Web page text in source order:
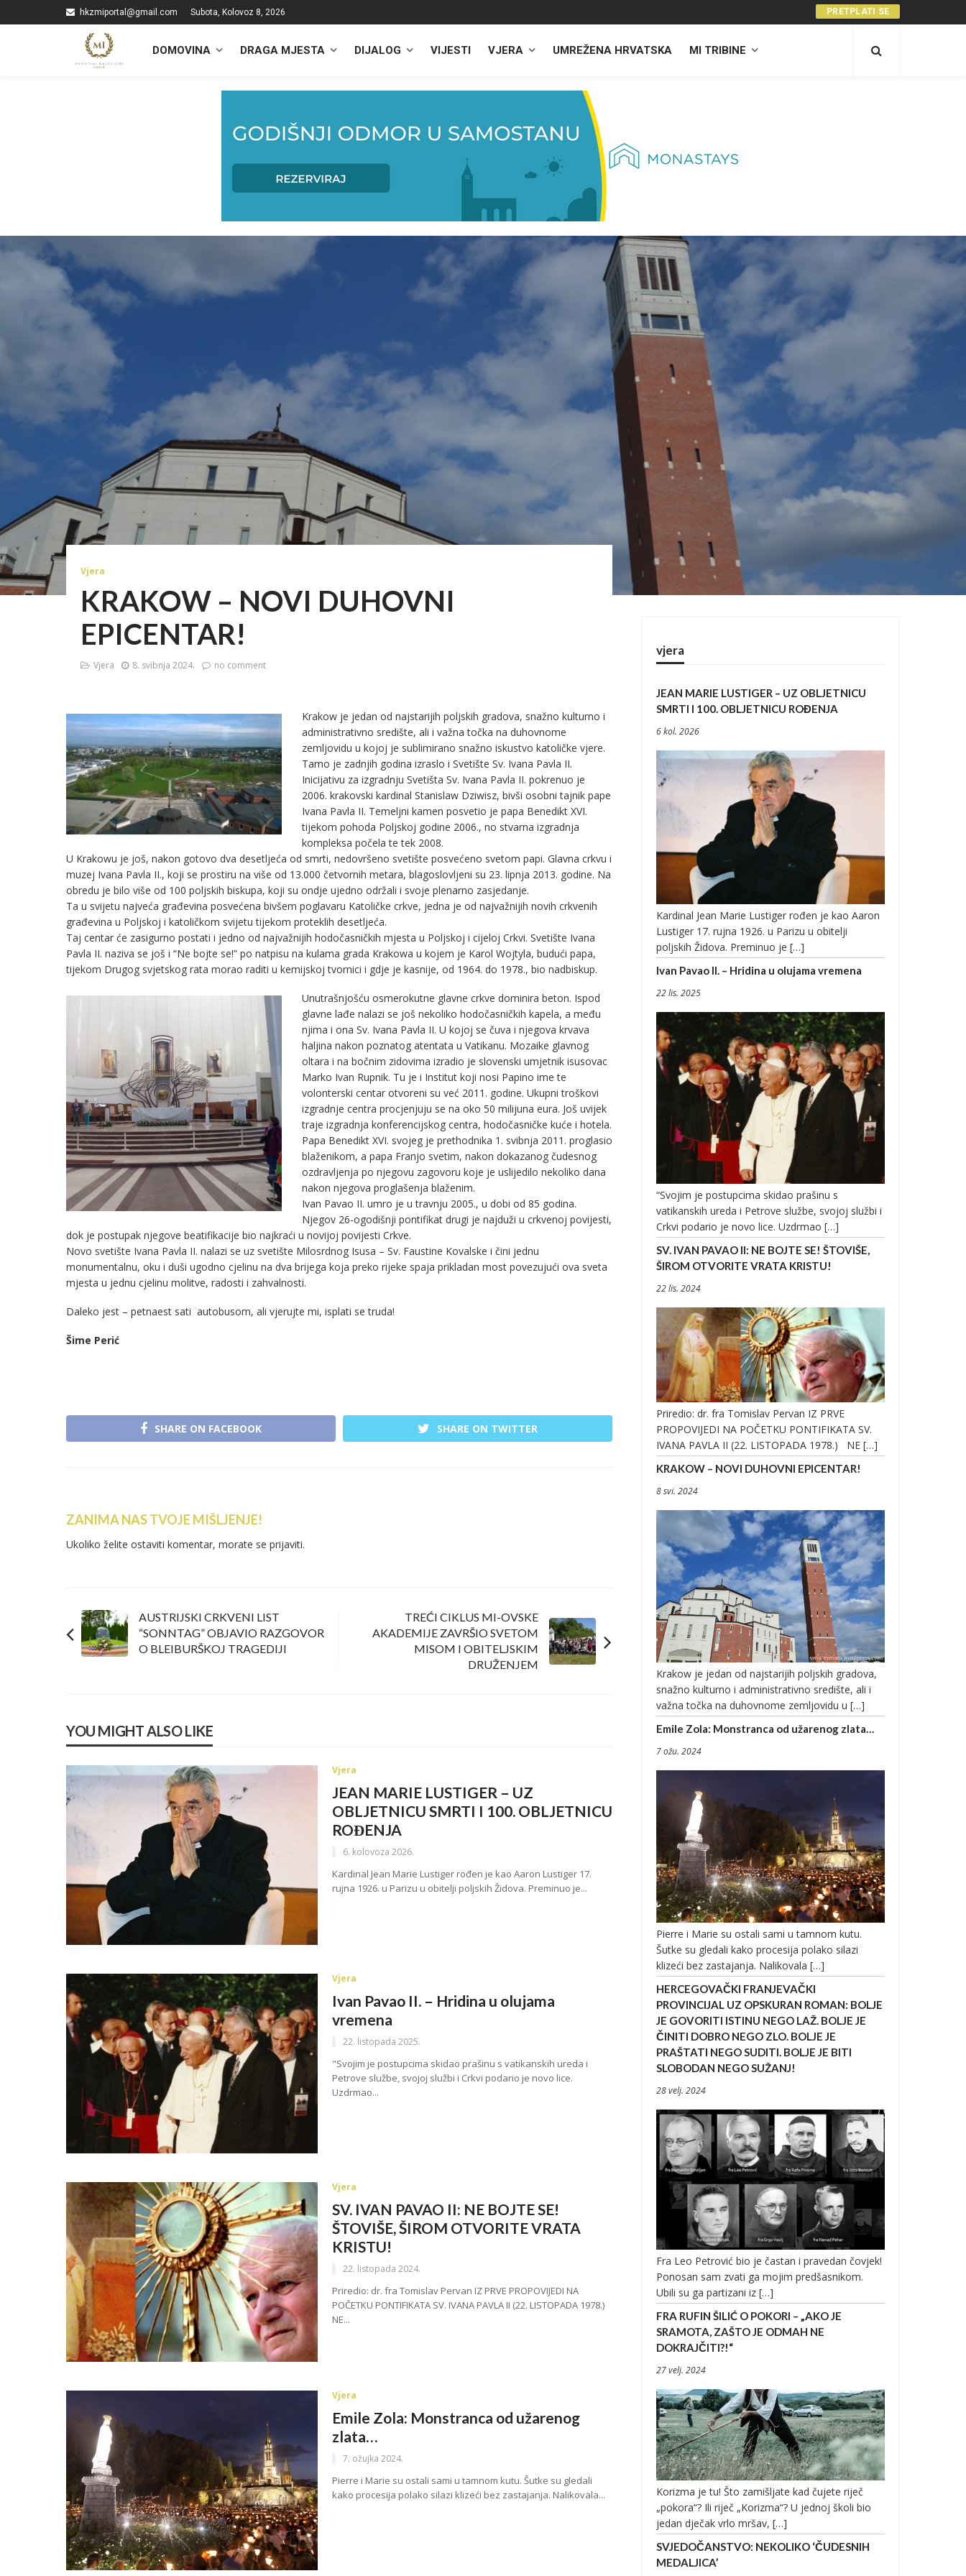
hkzmiportal@gmail.com Subota, Kolovoz 8, 2026 PRETPLATI SE
DOMOVINA DRAGA MJESTA DIJALOG VIJESTI VJERA UMREŽENA HRVATSKA MI TRIBINE
Vjera
KRAKOW – NOVI DUHOVNI
EPICENTAR!
Vjera 8. svibnja 2024. no comment
Krakow je jedan od najstarijih poljskih gradova, snažno kulturno i
administrativno središte, ali i važna točka na duhovnome
zemljovidu u kojoj je sublimirano snažno iskustvo katoličke vjere.
Tamo je zadnjih godina izraslo i Svetište Sv. Ivana Pavla II.
Inicijativu za izgradnju Svetišta Sv. Ivana Pavla II. pokrenuo je
2006. krakovski kardinal Stanislaw Dziwisz, bivši osobni tajnik pape
Ivana Pavla II. Temeljni kamen posvetio je papa Benedikt XVI.
tijekom pohoda Poljskoj godine 2006., no stvarna izgradnja
kompleksa počela te tek 2008.
U Krakowu je još, nakon gotovo dva desetljeća od smrti, nedovršeno svetište posvećeno svetom papi. Glavna crkvu i
muzej Ivana Pavla II., koji se prostiru na više od 13.000 četvornih metara, blagoslovljeni su 23. lipnja 2013. godine. Na
obredu je bilo više od 100 poljskih biskupa, koji su ondje ujedno održali i svoje plenarno zasjedanje.
Ta u svijetu najveća građevina posvećena bivšem poglavaru Katoličke crkve, jedna je od najvažnijih novih crkvenih
građevina u Poljskoj i katoličkom svijetu tijekom proteklih desetljeća.
Taj centar će zasigurno postati i jedno od najvažnijih hodočasničkih mjesta u Poljskoj i cijeloj Crkvi. Svetište Ivana
Pavla II. naziva se još i “Ne bojte se!” po natpisu na kulama grada Krakowa u kojem je Karol Wojtyla, budući papa,
tijekom Drugog svjetskog rata morao raditi u kemijskoj tvornici i gdje je kasnije, od 1964. do 1978., bio nadbiskup.
Unutrašnjošću osmerokutne glavne crkve dominira beton. Ispod
glavne lađe nalazi se još nekoliko hodočasničkih kapela, a među
njima i ona Sv. Ivana Pavla II. U kojoj se čuva i njegova krvava
haljina nakon poznatog atentata u Vatikanu. Mozaike glavnog
oltara i na bočnim zidovima izradio je slovenski umjetnik isusovac
Marko Ivan Rupnik. Tu je i Institut koji nosi Papino ime te
volonterski centar otvoreni su već 2011. godine. Ukupni troškovi
izgradnje centra procjenjuju se na oko 50 milijuna eura. Još uvijek
traje izgradnja konferencijskog centra, hodočasničke kuće i hotela.
Papa Benedikt XVI. svojeg je prethodnika 1. svibnja 2011. proglasio
blaženikom, a papa Franjo svetim, nakon dokazanog čudesnog
ozdravljenja po njegovu zagovoru koje je uslijedilo nekoliko dana
nakon njegova proglašenja blaženim.
Ivan Pavao II. umro je u travnju 2005., u dobi od 85 godina.
Njegov 26-ogodišnji pontifikat drugi je najduži u crkvenoj povijesti,
dok je postupak njegove beatifikacije bio najkraći u novijoj povijesti Crkve.
Novo svetište Ivana Pavla II. nalazi se uz svetište Milosrdnog Isusa – Sv. Faustine Kovalske i čini jednu
monumentalnu, oku i duši ugodno cjelinu na dva brijega koja preko rijeke spaja prikladan most povezujući ova sveta
mjesta u jednu cjelinu molitve, radosti i zahvalnosti.
Daleko jest – petnaest sati autobusom, ali vjerujte mi, isplati se truda!
Šime Perić
SHARE ON FACEBOOK SHARE ON TWITTER
ZANIMA NAS TVOJE MIŠLJENJE!
Ukoliko želite ostaviti komentar, morate se prijaviti.
AUSTRIJSKI CRKVENI LIST
“SONNTAG” OBJAVIO RAZGOVOR
O BLEIBURŠKOJ TRAGEDIJI
TREĆI CIKLUS MI-OVSKE
AKADEMIJE ZAVRŠIO SVETOM
MISOM I OBITELJSKIM
DRUŽENJEM
YOU MIGHT ALSO LIKE
Vjera
JEAN MARIE LUSTIGER – UZ
OBLJETNICU SMRTI I 100. OBLJETNICU
ROĐENJA
6. kolovoza 2026.
Kardinal Jean Marie Lustiger rođen je kao Aaron Lustiger 17.
rujna 1926. u Parizu u obitelji poljskih Židova. Preminuo je...
Vjera
Ivan Pavao II. – Hridina u olujama
vremena
22. listopada 2025.
"Svojim je postupcima skidao prašinu s vatikanskih ureda i
Petrove službe, svojoj službi i Crkvi podario je novo lice.
Uzdrmao...
Vjera
SV. IVAN PAVAO II: NE BOJTE SE!
ŠTOVIŠE, ŠIROM OTVORITE VRATA
KRISTU!
22. listopada 2024.
Priredio: dr. fra Tomislav Pervan IZ PRVE PROPOVIJEDI NA
POČETKU PONTIFIKATA SV. IVANA PAVLA II (22. LISTOPADA 1978.)
NE...
Vjera
Emile Zola: Monstranca od užarenog
zlata…
7. ožujka 2024.
Pierre i Marie su ostali sami u tamnom kutu. Šutke su gledali
kako procesija polako silazi klizeći bez zastajanja. Nalikovala...
vjera
JEAN MARIE LUSTIGER – UZ OBLJETNICU
SMRTI I 100. OBLJETNICU ROĐENJA
6 kol. 2026
Kardinal Jean Marie Lustiger rođen je kao Aaron
Lustiger 17. rujna 1926. u Parizu u obitelji
poljskih Židova. Preminuo je […]
Ivan Pavao II. – Hridina u olujama vremena
22 lis. 2025
“Svojim je postupcima skidao prašinu s
vatikanskih ureda i Petrove službe, svojoj službi i
Crkvi podario je novo lice. Uzdrmao […]
SV. IVAN PAVAO II: NE BOJTE SE! ŠTOVIŠE,
ŠIROM OTVORITE VRATA KRISTU!
22 lis. 2024
Priredio: dr. fra Tomislav Pervan IZ PRVE
PROPOVIJEDI NA POČETKU PONTIFIKATA SV.
IVANA PAVLA II (22. LISTOPADA 1978.) NE […]
KRAKOW – NOVI DUHOVNI EPICENTAR!
8 svi. 2024
Krakow je jedan od najstarijih poljskih gradova,
snažno kulturno i administrativno središte, ali i
važna točka na duhovnome zemljovidu u […]
Emile Zola: Monstranca od užarenog zlata…
7 ožu. 2024
Pierre i Marie su ostali sami u tamnom kutu.
Šutke su gledali kako procesija polako silazi
klizeći bez zastajanja. Nalikovala […]
HERCEGOVAČKI FRANJEVAČKI
PROVINCIJAL UZ OPSKURAN ROMAN: BOLJE
JE GOVORITI ISTINU NEGO LAŽ. BOLJE JE
ČINITI DOBRO NEGO ZLO. BOLJE JE
PRAŠTATI NEGO SUDITI. BOLJE JE BITI
SLOBODAN NEGO SUŽANJ!
28 velj. 2024
Fra Leo Petrović bio je častan i pravedan čovjek!
Ponosan sam zvati ga mojim predšasnikom.
Ubili su ga partizani iz […]
FRA RUFIN ŠILIĆ O POKORI – „AKO JE
SRAMOTA, ZAŠTO JE ODMAH NE
DOKRAJČITI?!“
27 velj. 2024
Korizma je tu! Što zamišljate kad čujete riječ
„pokora“? Ili riječ „Korizma“? U jednoj školi bio
jedan dječak vrlo mršav, […]
SVJEDOČANSTVO: NEKOLIKO ‘ČUDESNIH
MEDALJICA’